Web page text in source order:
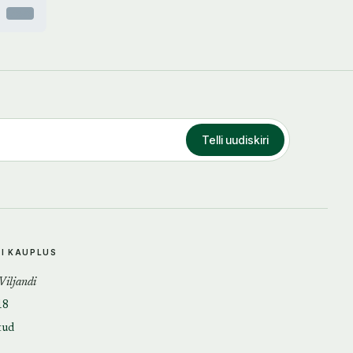
Telli uudiskiri
KAUPLUS